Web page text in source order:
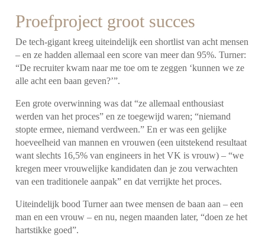
Proefproject groot succes
De tech-gigant kreeg uiteindelijk een shortlist van acht mensen
– en ze hadden allemaal een score van meer dan 95%. Turner:
“De recruiter kwam naar me toe om te zeggen ‘kunnen we ze
alle acht een baan geven?’”.
Een grote overwinning was dat “ze allemaal enthousiast
werden van het proces” en ze toegewijd waren; “niemand
stopte ermee, niemand verdween.” En er was een gelijke
hoeveelheid van mannen en vrouwen (een uitstekend resultaat
want slechts 16,5% van engineers in het VK is vrouw) – “we
kregen meer vrouwelijke kandidaten dan je zou verwachten
van een traditionele aanpak” en dat verrijkte het proces.
Uiteindelijk bood Turner aan twee mensen de baan aan – een
man en een vrouw – en nu, negen maanden later, “doen ze het
hartstikke goed”.